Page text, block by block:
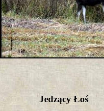
Jedzący Łoś